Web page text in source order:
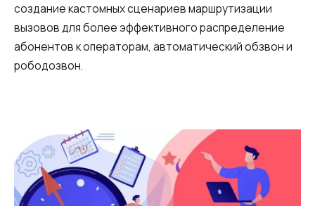
создание кастомных сценариев маршрутизации
вызовов для более эффективного распределение
абонентов к операторам, автоматический обзвон и
рободозвон.